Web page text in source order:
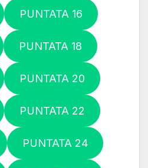
PUNTATA 16
PUNTATA 18
PUNTATA 20
PUNTATA 22
PUNTATA 24